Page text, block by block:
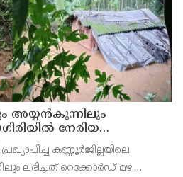
അയ്യൻകുന്നിലും
നേരിയ
മാറ്റി
കണ്ണൂർജില്ലയിലെ
ലഭിച്ചത് റെക്കോർഡ് മഴ.